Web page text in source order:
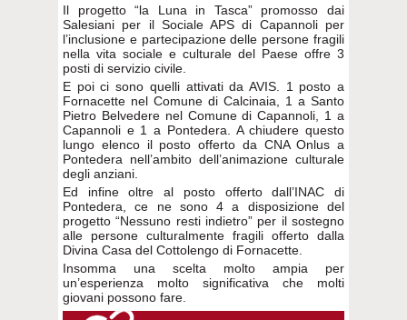
Il progetto “la Luna in Tasca” promosso dai
Salesiani per il Sociale APS di Capannoli per
l’inclusione e partecipazione delle persone fragili
nella vita sociale e culturale del Paese offre 3
posti di servizio civile.
E poi ci sono quelli attivati da AVIS. 1 posto a
Fornacette nel Comune di Calcinaia, 1 a Santo
Pietro Belvedere nel Comune di Capannoli, 1 a
Capannoli e 1 a Pontedera. A chiudere questo
lungo elenco il posto offerto da CNA Onlus a
Pontedera nell’ambito dell’animazione culturale
degli anziani.
Ed infine oltre al posto offerto dall’INAC di
Pontedera, ce ne sono 4 a disposizione del
progetto “Nessuno resti indietro” per il sostegno
alle persone culturalmente fragili offerto dalla
Divina Casa del Cottolengo di Fornacette.
Insomma una scelta molto ampia per
un’esperienza molto significativa che molti
giovani possono fare.